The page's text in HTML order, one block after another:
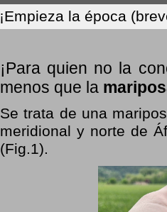
¡Empieza la época
¡Para quien no la
menos que la
Se trata de una
meridional y norte de
(Fig.1).